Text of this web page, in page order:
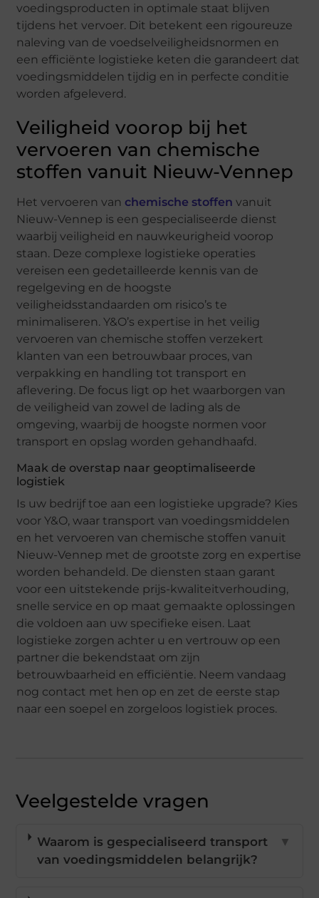
voedingsproducten in optimale staat blijven
tijdens het vervoer. Dit betekent een rigoureuze
naleving van de voedselveiligheidsnormen en
een efficiënte logistieke keten die garandeert dat
voedingsmiddelen tijdig en in perfecte conditie
worden afgeleverd.
Veiligheid voorop bij het
vervoeren van chemische
stoffen vanuit Nieuw-Vennep
Het vervoeren van chemische stoffen vanuit
Nieuw-Vennep is een gespecialiseerde dienst
waarbij veiligheid en nauwkeurigheid voorop
staan. Deze complexe logistieke operaties
vereisen een gedetailleerde kennis van de
regelgeving en de hoogste
veiligheidsstandaarden om risico’s te
minimaliseren. Y&O’s expertise in het veilig
vervoeren van chemische stoffen verzekert
klanten van een betrouwbaar proces, van
verpakking en handling tot transport en
aflevering. De focus ligt op het waarborgen van
de veiligheid van zowel de lading als de
omgeving, waarbij de hoogste normen voor
transport en opslag worden gehandhaafd.
Maak de overstap naar geoptimaliseerde
logistiek
Is uw bedrijf toe aan een logistieke upgrade? Kies
voor Y&O, waar transport van voedingsmiddelen
en het vervoeren van chemische stoffen vanuit
Nieuw-Vennep met de grootste zorg en expertise
worden behandeld. De diensten staan garant
voor een uitstekende prijs-kwaliteitverhouding,
snelle service en op maat gemaakte oplossingen
die voldoen aan uw specifieke eisen. Laat
logistieke zorgen achter u en vertrouw op een
partner die bekendstaat om zijn
betrouwbaarheid en efficiëntie. Neem vandaag
nog contact met hen op en zet de eerste stap
naar een soepel en zorgeloos logistiek proces.
Veelgestelde vragen
Waarom is gespecialiseerd transport
van voedingsmiddelen belangrijk?
▼